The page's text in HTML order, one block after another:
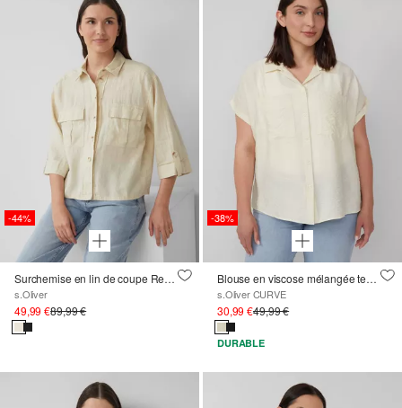
-44%
Surchemise en lin de coupe Relaxed Fit à manches ¾ larges
s.Oliver
49,99 €89,99 €
-38%
Blouse en viscose mélangée texturée avec poche plaquée
s.Oliver CURVE
30,99 €49,99 €
DURABLE